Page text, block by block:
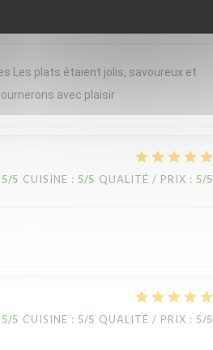
Les plats étaient jolis, savoureux et
avec plaisir
5/5 CUISINE : 5/5 QUALITÉ / PRIX : 5/5
5/5 CUISINE : 5/5 QUALITÉ / PRIX : 5/5